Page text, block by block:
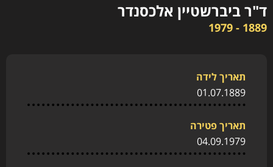
ד"ר ביברשטיין אלכסנדר
1889 - 1979
תאריך לידה
01.07.1889
תאריך פטירה
04.09.1979